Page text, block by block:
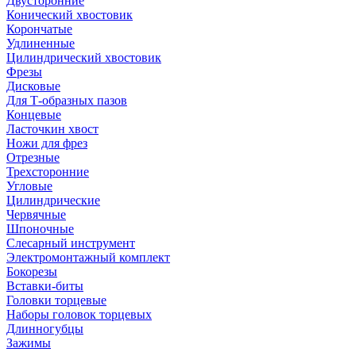
Конический хвостовик
Корончатые
Удлиненные
Цилиндрический хвостовик
Фрезы
Дисковые
Для Т-образных пазов
Концевые
Ласточкин хвост
Ножи для фрез
Отрезные
Трехсторонние
Угловые
Цилиндрические
Червячные
Шпоночные
Слесарный инструмент
Электромонтажный комплект
Бокорезы
Вставки-биты
Головки торцевые
Наборы головок торцевых
Длинногубцы
Зажимы